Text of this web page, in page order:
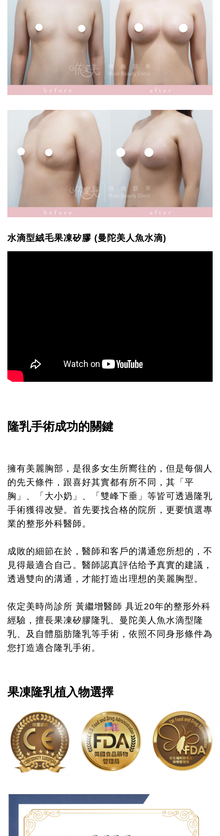
水滴型絨毛果凍矽膠 (曼陀美人魚水滴)
隆乳手術成功的關鍵
擁有美麗胸部，是很多女生所嚮往的，但是每個人
的先天條件，跟喜好其實都有所不同，其「平
胸」、「大小奶」、「雙峰下垂」等皆可透過隆乳
手術獲得改變。首先要找合格的院所，更要慎選專
業的整形外科醫師。
成敗的細節在於，醫師和客戶的溝通您所想的，不
見得最適合自己。醫師認真評估给予真實的建議，
透過雙向的溝通，才能打造出理想的美麗胸型。
依定美時尚診所 黃繼增醫師 具近20年的整形外科
經驗，擅長果凍矽膠隆乳、曼陀美人魚水滴型隆
乳、及自體脂肪隆乳等手術，依照不同身形條件為
您打造適合隆乳手術。
果凍隆乳植入物選擇